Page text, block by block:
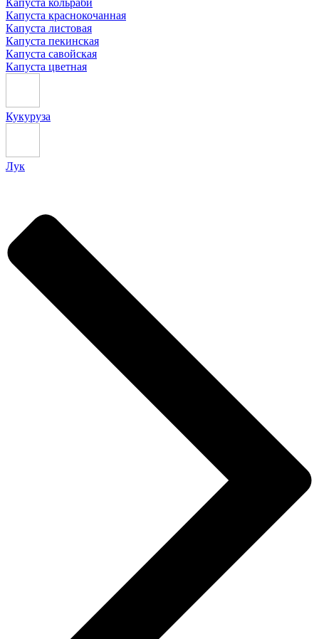
Капуста кольраби
Капуста краснокочанная
Капуста листовая
Капуста пекинская
Капуста савойская
Капуста цветная
Кукуруза
Лук